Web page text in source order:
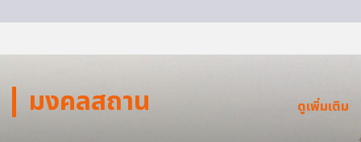
มงคลสถาน ดูเพิ่มเติม